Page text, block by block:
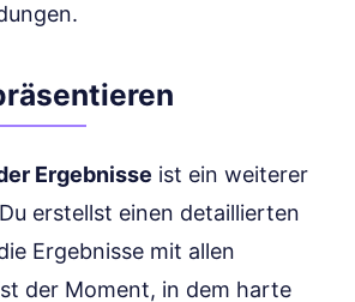
Ergebnisse ist ein weiterer
erstellst einen detaillierten
Ergebnisse mit allen
der Moment, in dem harte